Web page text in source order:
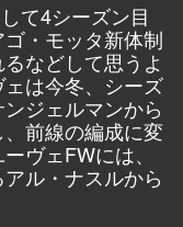
て4シーズン目
・モッタ新体制
などして思うよ
は今冬、シーズ
ジェルマンから
前線の編成に変
ヴェFWには、
ル・ナスルから